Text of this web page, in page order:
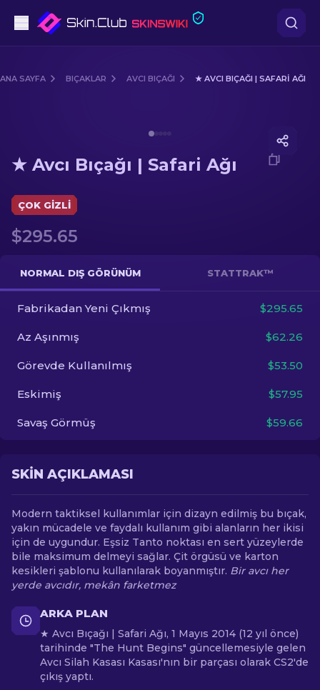
Dürbünlü Tüfek
Bıçaklar
Eldiven
Kasalar
Diğer
ANA SAYFA BIÇAKLAR AVCI BIÇAĞI ★ AVCI BIÇAĞI | SAFARI AĞI
★ Avcı Bıçağı | Safari Ağı
ÇOK GIZLI
$295.65
NORMAL DIŞ GÖRÜNÜM STATTRAK™
Fabrikadan Yeni Çıkmış $295.65
Az Aşınmış $62.26
Görevde Kullanılmış $53.50
Eskimiş $57.95
Savaş Görmüş $59.66
SKIN AÇIKLAMASI
Modern taktiksel kullanımlar için dizayn edilmiş bu bıçak,
yakın mücadele ve faydalı kullanım gibi alanların her ikisi
için de uygundur. Eşsiz Tanto noktası en sert yüzeylerde
bile maksimum delmeyi sağlar. Çit örgüsü ve karton
kesikleri şablonu kullanılarak boyanmıştır. Bir avcı her
yerde avcıdır, mekân farketmez
ARKA PLAN
★ Avcı Bıçağı | Safari Ağı, 1 Mayıs 2014 (12 yıl önce)
tarihinde "The Hunt Begins" güncellemesiyle gelen
Avcı Silah Kasası Kasası'nın bir parçası olarak CS2'de
çıkış yaptı.